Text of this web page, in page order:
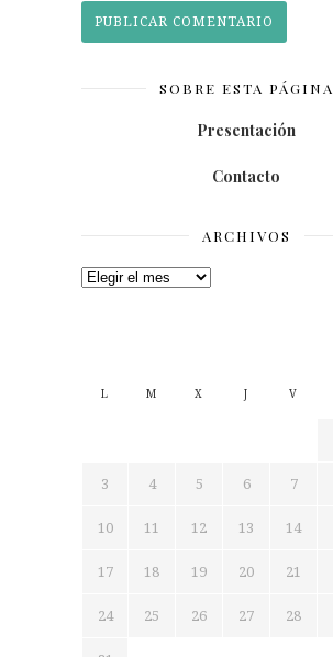
SOBRE ESTA PÁGINA
Presentación
Contacto
ARCHIVOS
Archivos
L M X J V
3 4 5 6 7
10 11 12 13 14
17 18 19 20 21
24 25 26 27 28